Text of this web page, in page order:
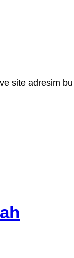
site adresim